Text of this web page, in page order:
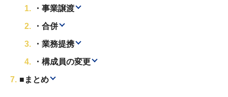
・事業譲渡
・合併
・業務提携
・構成員の変更
■まとめ